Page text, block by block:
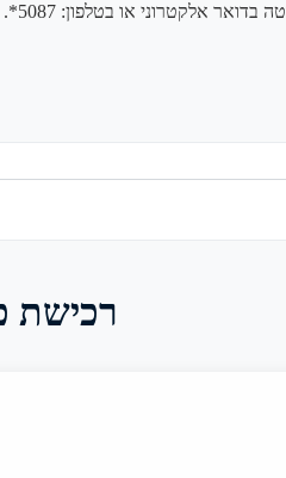
אלקטרוני או בטלפון: 5087*.
רכישת